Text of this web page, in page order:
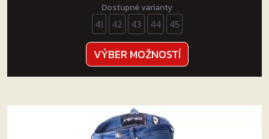
Dostupné varianty
41 42 43 44 45
VÝBER MOŽNOSTÍ
produkt
má
variantov.